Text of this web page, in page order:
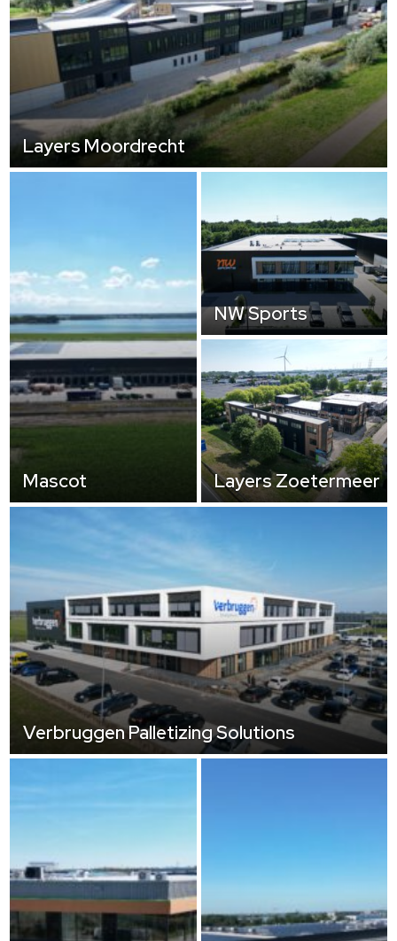
Layers Moordrecht
Mascot
NW Sports
Verbruggen Palletizing Solutions
Layers Zoetermeer